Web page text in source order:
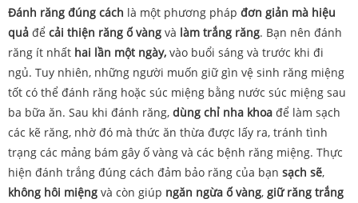
Đánh răng đúng cách là một phương pháp đơn giản mà hiệu
quả để cải thiện răng ố vàng và làm trắng răng. Bạn nên đánh
răng ít nhất hai lần một ngày, vào buổi sáng và trước khi đi
ngủ. Tuy nhiên, những người muốn giữ gìn vệ sinh răng miệng
tốt có thể đánh răng hoặc súc miệng bằng nước súc miệng sau
ba bữa ăn. Sau khi đánh răng, dùng chỉ nha khoa để làm sạch
các kẽ răng, nhờ đó mà thức ăn thừa được lấy ra, tránh tình
trạng các mảng bám gây ố vàng và các bệnh răng miệng. Thực
hiện đánh trắng đúng cách đảm bảo răng của bạn sạch sẽ,
không hôi miệng và còn giúp ngăn ngừa ố vàng, giữ răng trắng